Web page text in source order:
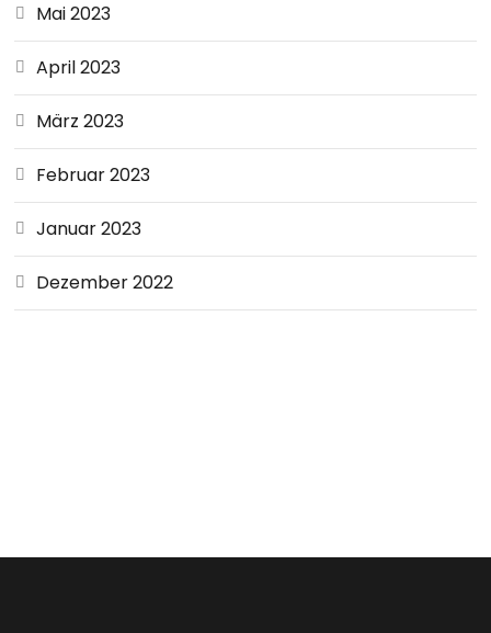
Mai 2023
April 2023
März 2023
Februar 2023
Januar 2023
Dezember 2022